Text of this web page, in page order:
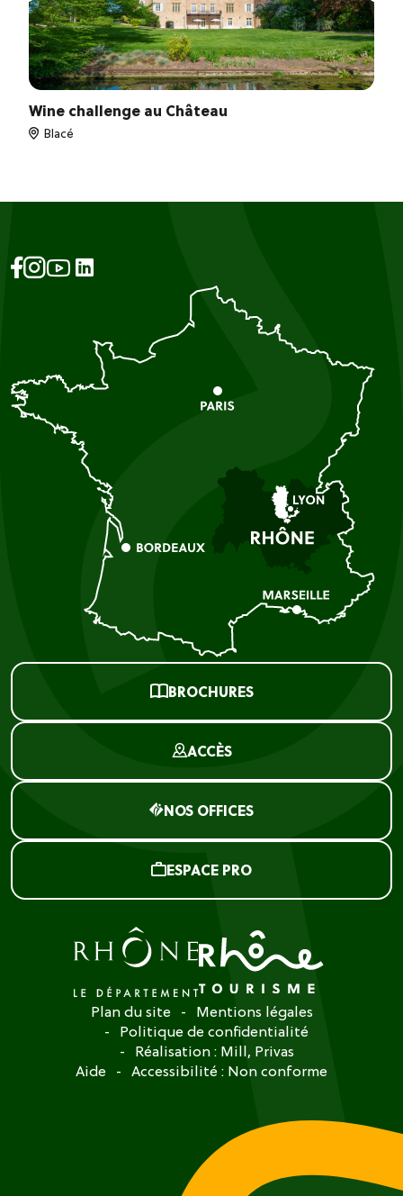
Wine challenge au Château
Blacé
BROCHURES
ACCÈS
NOS OFFICES
ESPACE PRO
Plan du site
Mentions légales
Politique de confidentialité
Réalisation : Mill, Privas
Aide
Accessibilité : Non conforme